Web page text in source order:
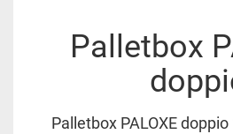
Palletbox
Palletbox PALOXE